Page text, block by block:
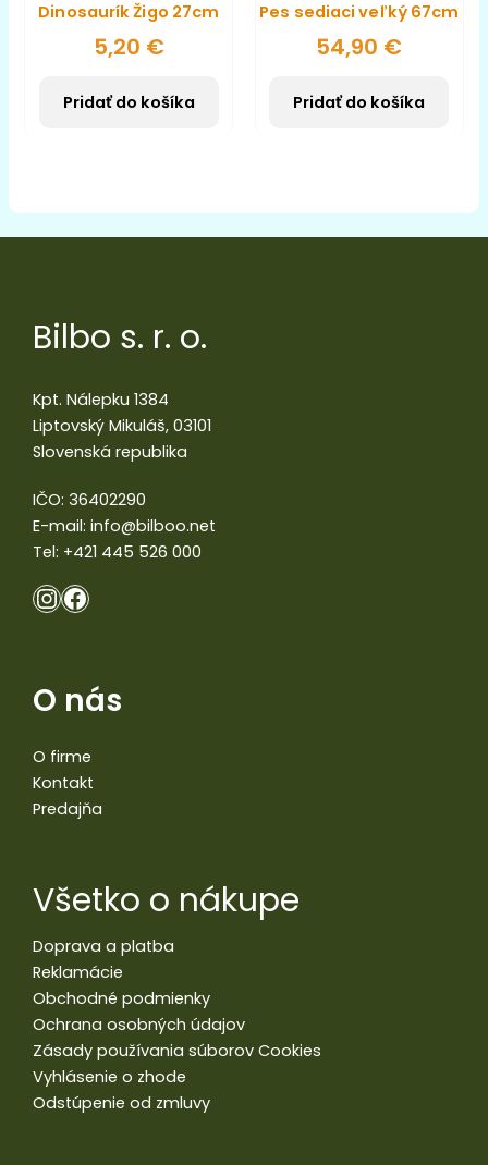
Dinosaurík Žigo 27cm
5,20 €
Pridať do košíka
Pes sediaci veľký 67cm
54,90 €
Pridať do košíka
Bilbo s. r. o.
Kpt. Nálepku 1384
Liptovský Mikuláš, 03101
Slovenská republika
IČO: 36402290
E-mail: info@bilboo.net
Tel: +421 445 526 000
O nás
O firme
Kontakt
Predajňa
Všetko o nákupe
Doprava a platba
Reklamácie
Obchodné podmienky
Ochrana osobných údajov
Zásady používania súborov Cookies
Vyhlásenie o zhode
Odstúpenie od zmluvy